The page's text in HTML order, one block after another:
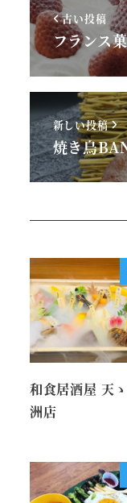
古い投稿
フランス
新しい投稿
焼き鳥
和食居酒屋 天
洲店